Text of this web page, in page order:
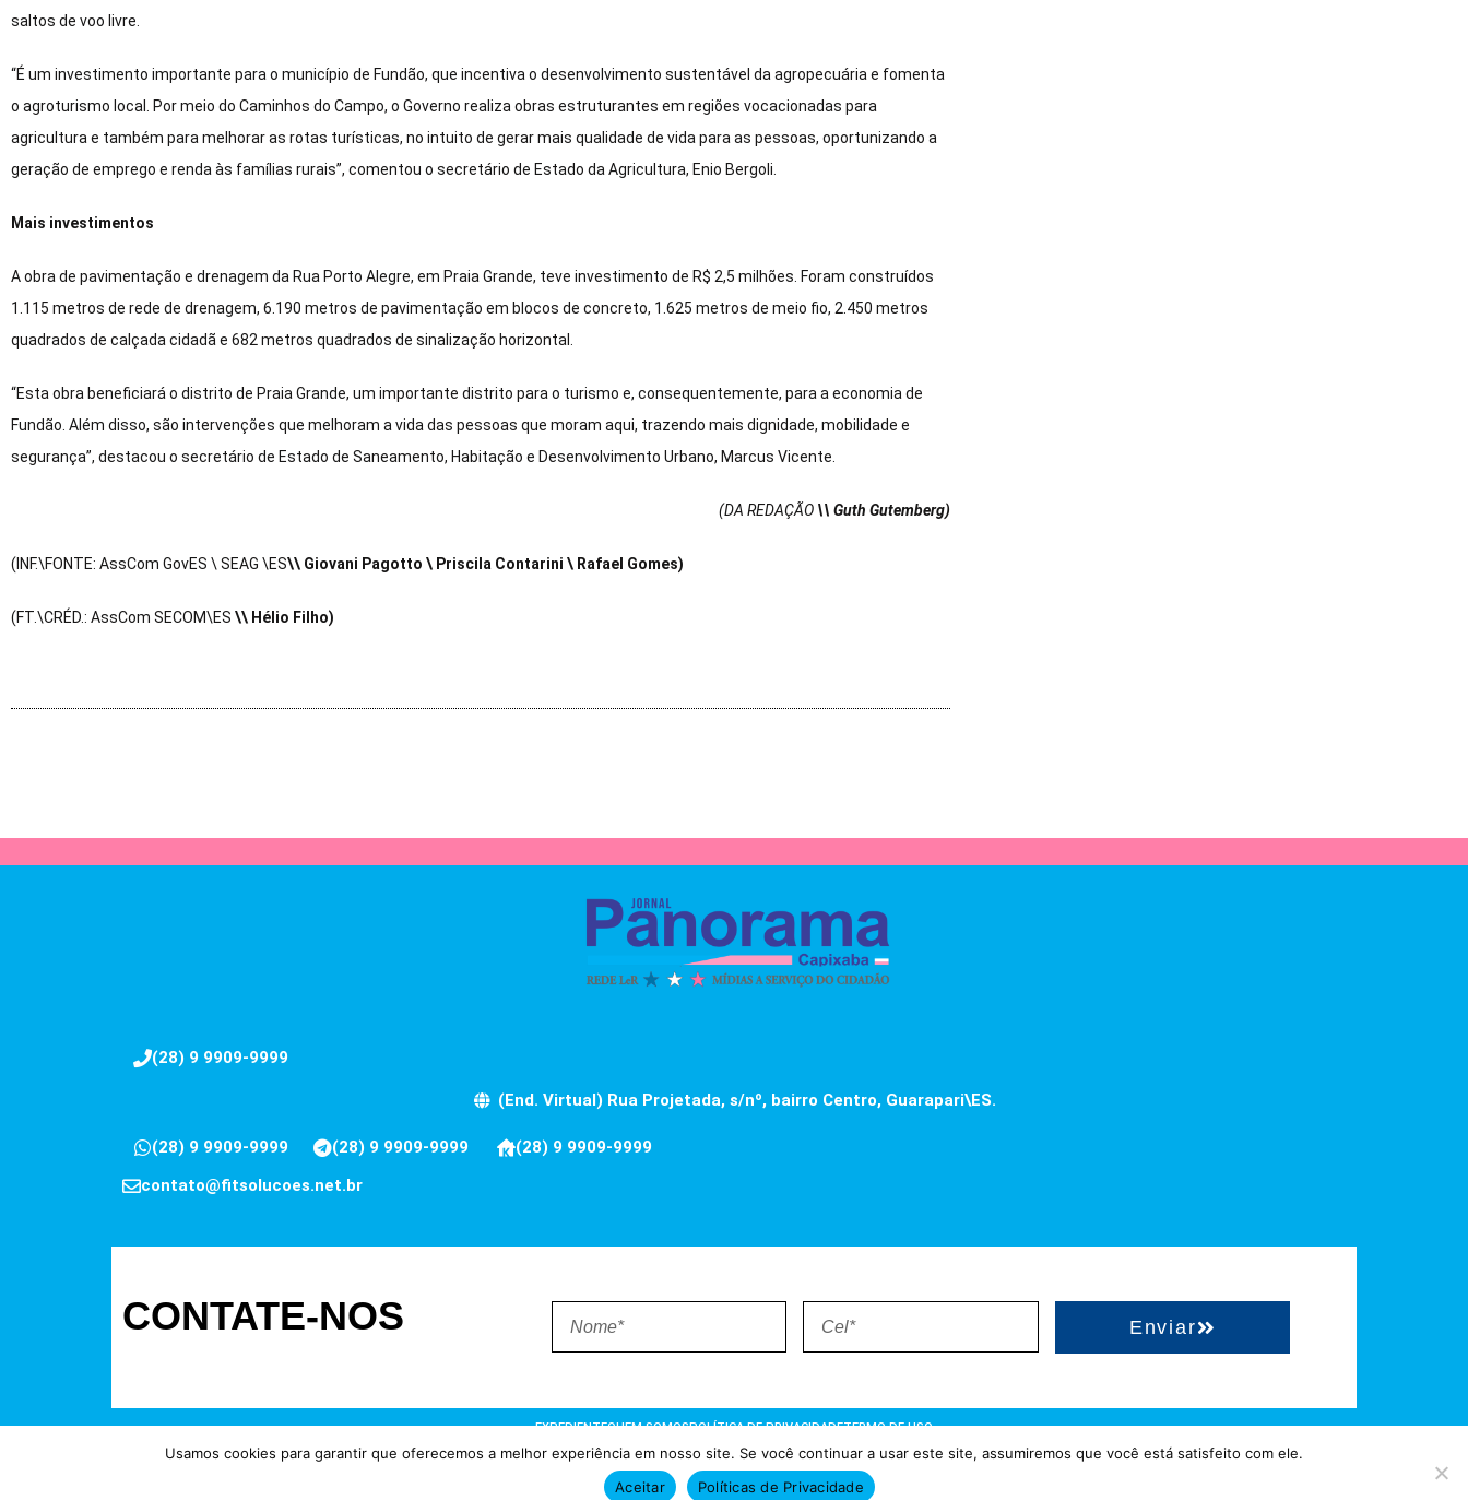
saltos de voo livre.
“É um investimento importante para o município de Fundão, que incentiva o desenvolvimento sustentável da agropecuária e fomenta
o agroturismo local. Por meio do Caminhos do Campo, o Governo realiza obras estruturantes em regiões vocacionadas para
agricultura e também para melhorar as rotas turísticas, no intuito de gerar mais qualidade de vida para as pessoas, oportunizando a
geração de emprego e renda às famílias rurais”, comentou o secretário de Estado da Agricultura, Enio Bergoli.
Mais investimentos
A obra de pavimentação e drenagem da Rua Porto Alegre, em Praia Grande, teve investimento de R$ 2,5 milhões. Foram construídos
1.115 metros de rede de drenagem, 6.190 metros de pavimentação em blocos de concreto, 1.625 metros de meio fio, 2.450 metros
quadrados de calçada cidadã e 682 metros quadrados de sinalização horizontal.
“Esta obra beneficiará o distrito de Praia Grande, um importante distrito para o turismo e, consequentemente, para a economia de
Fundão. Além disso, são intervenções que melhoram a vida das pessoas que moram aqui, trazendo mais dignidade, mobilidade e
segurança”, destacou o secretário de Estado de Saneamento, Habitação e Desenvolvimento Urbano, Marcus Vicente.
(DA REDAÇÃO \\ Guth Gutemberg)
(INF.\FONTE: AssCom GovES \ SEAG \ES\\ Giovani Pagotto \ Priscila Contarini \ Rafael Gomes)
(FT.\CRÉD.: AssCom SECOM\ES \\ Hélio Filho)
(28) 9 9909-9999
(End. Virtual) Rua Projetada, s/nº, bairro Centro, Guarapari\ES.
(28) 9 9909-9999 (28) 9 9909-9999
(28) 9 9909-9999
contato@fitsolucoes.net.br
CONTATE-NOS Enviar
EXPEDIENTEQUEM SOMOSPOLÍTICA DE PRIVACIDADETERMO DE USO
Direitos reservados à FIT Soluções = Atualizado pelo Consórcio de Agências: Kriativuz e Philadelphia = Hospedado em
Usamos cookies para garantir que oferecemos a melhor experiência em nosso site. Se você continuar a usar este site, assumiremos que você está satisfeito com ele.
Aceitar
Políticas de Privacidade